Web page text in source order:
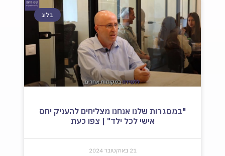
בלוג
"במסגרות שלנו אנחנו מצליחים להעניק יחס
אישי לכל ילד" | צפו כעת
21 באוקטובר 2024